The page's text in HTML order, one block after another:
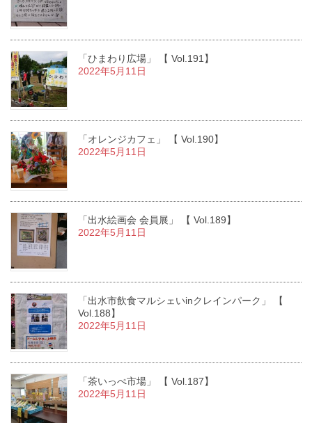
「ひまわり広場」 【 Vol.191】
2022年5月11日
「オレンジカフェ」 【 Vol.190】
2022年5月11日
「出水絵画会 会員展」 【 Vol.189】
2022年5月11日
「出水市飲食マルシェいinクレインパーク」 【
Vol.188】
2022年5月11日
「茶いっぺ市場」 【 Vol.187】
2022年5月11日